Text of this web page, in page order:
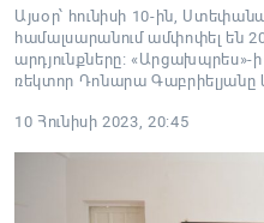
Այսօր՝ հունիսի 10-ին,
համալսարանում ամփոփել են
արդյունքները։
ռեկտոր Դոնարա Գաբրիելյանը
10 Հունիսի 2023, 20:45